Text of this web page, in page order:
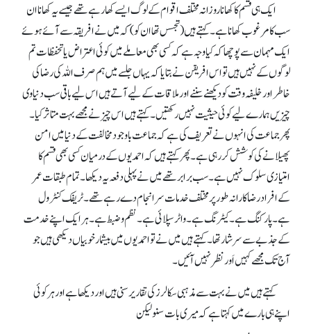
ایک ہی قسم کا کھانا روزانہ مختلف اقوام کے لوگ ایسے کھا رہے تھے جیسے یہ کھانا ان
سب کا مرغوب کھانا ہے۔ کہتے ہیں (تجسس تھا ان کو) کہ میں نے افریقہ سے آئے ہوئے
ایک مہمان سے پوچھا کہ کیا وجہ ہے کہ کسی بھی معاملے میں کوئی اعتراض یا تحفظات تم
لوگوں کے نہیں ہیں تو اس افریقن نے بتایا کہ یہاں جلسےمیں ہم صرف اللہ کی رضا کی
خاطر اور خلیفہ وقت کو دیکھنے سننے اور ملاقات کے لیے آتے ہیں اس لیے باقی سب دنیاوی
چیزیں ہمارے لیے کوئی حیثیت نہیں رکھتیں۔ کہتے ہیں اس چیز نے مجھے بہت متاثر کیا۔
پھر جماعت کی انہوں نے تعریف کی ہے کہ جماعت باوجود مخالفت کے دنیا میں امن
پھیلانے کی کوشش کر رہی ہے۔ پھر کہتے ہیں کہ احمدیوں کے درمیان کسی بھی قسم کا
امتیازی سلوک نہیں ہے۔ سب برابر تھے میں نے پہلی دفعہ یہ دیکھا۔ تمام طبقات عمر
کے افراد رضاکارانہ طور پر مختلف خدمات سرانجام دے رہے تھے۔ ٹریفک کنٹرول
ہے۔ پارکنگ ہے۔ کیٹرنگ ہے۔ واٹر سپلائی ہے۔نظم و ضبط ہے۔ ہر ایک اپنے خدمت
کے جذبےسے سرشار تھا۔ کہتے ہیں میں نے تو احمدیوں میں بیشمار خوبیاں دیکھی ہیں جو
آج تک مجھے کہیں اَور نظر نہیں آئیں۔
کہتے ہیں میں نے بہت سے مذہبی سکالرز کی تقاریر سنی ہیں اور دیکھا ہے اور ہر کوئی
اپنے ہی بارے میں کہتا ہے کہ میری بات سنو لیکن